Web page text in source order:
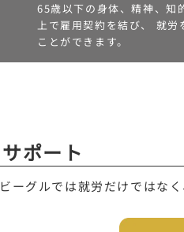
65歳以下の身体、精神、知
上で雇用契約を結び、 就労
ことができます。
サポート
ビーグルでは就労だけではな